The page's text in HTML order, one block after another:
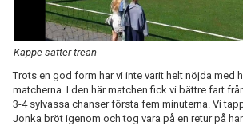
Kappe sätter trean
Trots en god form har vi inte varit helt nöjda med
matcherna. I den här matchen fick vi bättre fart
3-4 sylvassa chanser första fem minuterna. Vi
Jonka bröt igenom och tog vara på en retur på